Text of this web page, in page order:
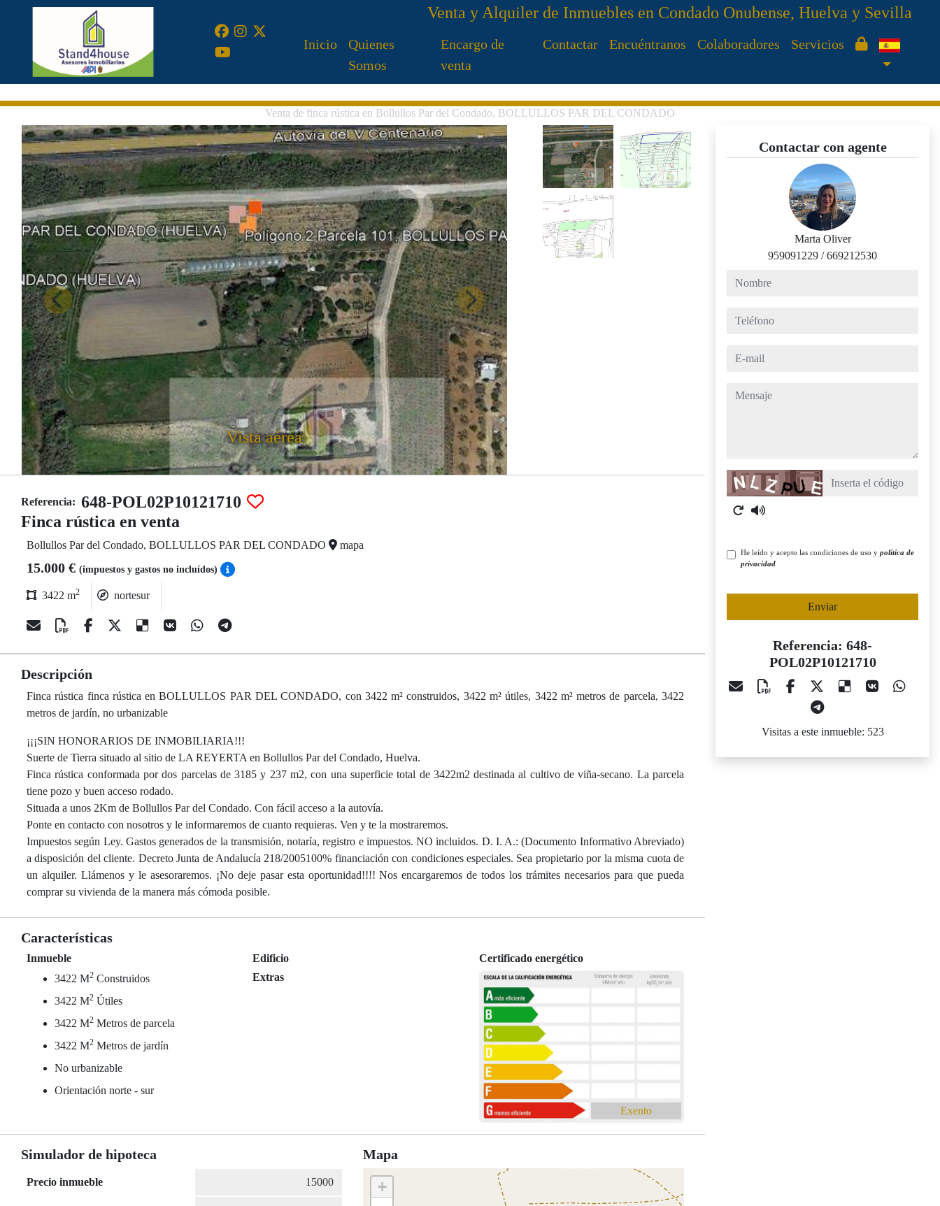
Venta y Alquiler de Inmuebles en Condado Onubense, Huelva y Sevilla
Inicio
Quienes
Somos
Encargo de
venta
Contactar Encuéntranos Colaboradores Servicios
Venta de finca rústica en Bollullos Par del Condado, BOLLULLOS PAR DEL CONDADO
Vista aérea
Referencia: 648-POL02P10121710
Finca rústica en venta
Bollullos Par del Condado, BOLLULLOS PAR DEL CONDADO mapa
15.000 € (impuestos y gastos no incluídos)
3422 m2 nortesur
Descripción
Finca rústica finca rústica en BOLLULLOS PAR DEL CONDADO, con 3422 m² construidos, 3422 m² útiles, 3422 m² metros de parcela, 3422
metros de jardín, no urbanizable
¡¡¡SIN HONORARIOS DE INMOBILIARIA!!!
Suerte de Tierra situado al sitio de LA REYERTA en Bollullos Par del Condado, Huelva.
Finca rústica conformada por dos parcelas de 3185 y 237 m2, con una superficie total de 3422m2 destinada al cultivo de viña-secano. La parcela
tiene pozo y buen acceso rodado.
Situada a unos 2Km de Bollullos Par del Condado. Con fácil acceso a la autovía.
Ponte en contacto con nosotros y le informaremos de cuanto requieras. Ven y te la mostraremos.
Impuestos según Ley. Gastos generados de la transmisión, notaría, registro e impuestos. NO incluidos. D. I. A.: (Documento Informativo Abreviado)
a disposición del cliente. Decreto Junta de Andalucía 218/2005100% financiación con condiciones especiales. Sea propietario por la misma cuota de
un alquiler. Llámenos y le asesoraremos. ¡No deje pasar esta oportunidad!!!! Nos encargaremos de todos los trámites necesarios para que pueda
comprar su vivienda de la manera más cómoda posible.
Características
Inmueble
3422 M2 Construidos
3422 M2 Útiles
3422 M2 Metros de parcela
3422 M2 Metros de jardín
No urbanizable
Orientación norte - sur
Edificio
Extras
Certificado energético
Exento
Simulador de hipoteca
Precio inmueble
Mapa
+
Contactar con agente
Marta Oliver
959091229 /669212530
nombre
teléfono
e-mail
mensaje
Captcha
He leído y acepto las condiciones de uso y política de
privacidad
Enviar
Referencia: 648-
POL02P10121710
Visitas a este inmueble: 523